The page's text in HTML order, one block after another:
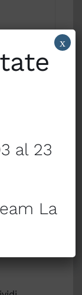
su
al 23
La
x